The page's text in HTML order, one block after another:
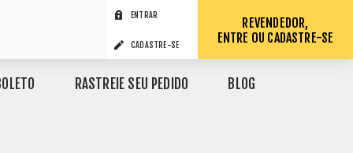
ENTRAR
CADASTRE-SE
REVENDEDOR,
ENTRE OU CADASTRE-SE
RASTREIE SEU PEDIDO BLOG